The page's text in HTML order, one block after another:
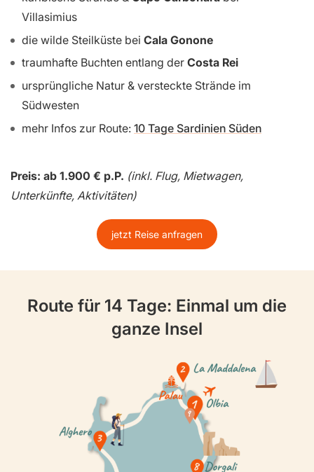
Villasimius
die wilde Steilküste bei Cala Gonone
traumhafte Buchten entlang der Costa Rei
ursprüngliche Natur & versteckte Strände im
Südwesten
mehr Infos zur Route: 10 Tage Sardinien Süden
Preis: ab 1.900 € p.P. (inkl. Flug, Mietwagen,
Unterkünfte, Aktivitäten)
jetzt Reise anfragen
Route für 14 Tage: Einmal um die
ganze Insel